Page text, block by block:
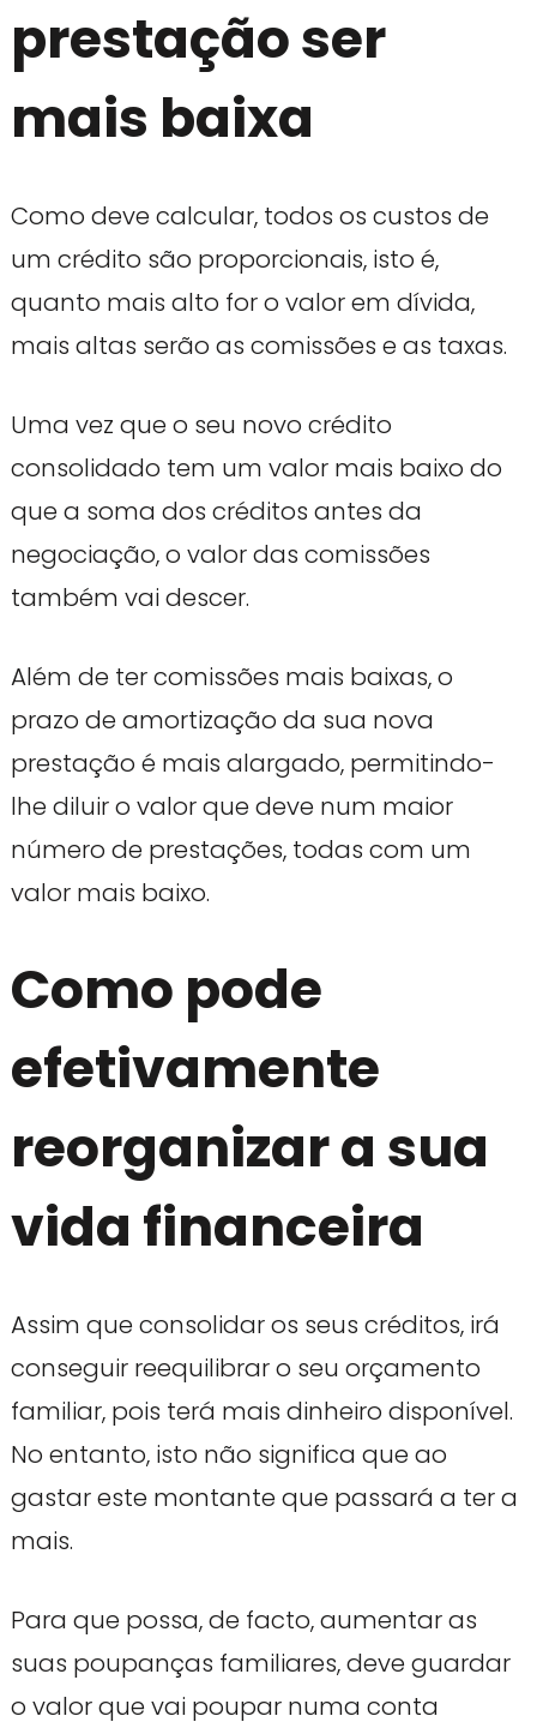
prestação ser
mais baixa
Como deve calcular, todos os custos de
um crédito são proporcionais, isto é,
quanto mais alto for o valor em dívida,
mais altas serão as comissões e as taxas.
Uma vez que o seu novo crédito
consolidado tem um valor mais baixo do
que a soma dos créditos antes da
negociação, o valor das comissões
também vai descer.
Além de ter comissões mais baixas, o
prazo de amortização da sua nova
prestação é mais alargado, permitindo-
lhe diluir o valor que deve num maior
número de prestações, todas com um
valor mais baixo.
Como pode
efetivamente
reorganizar a sua
vida financeira
Assim que consolidar os seus créditos, irá
conseguir reequilibrar o seu orçamento
familiar, pois terá mais dinheiro disponível.
No entanto, isto não significa que ao
gastar este montante que passará a ter a
mais.
Para que possa, de facto, aumentar as
suas poupanças familiares, deve guardar
o valor que vai poupar numa conta